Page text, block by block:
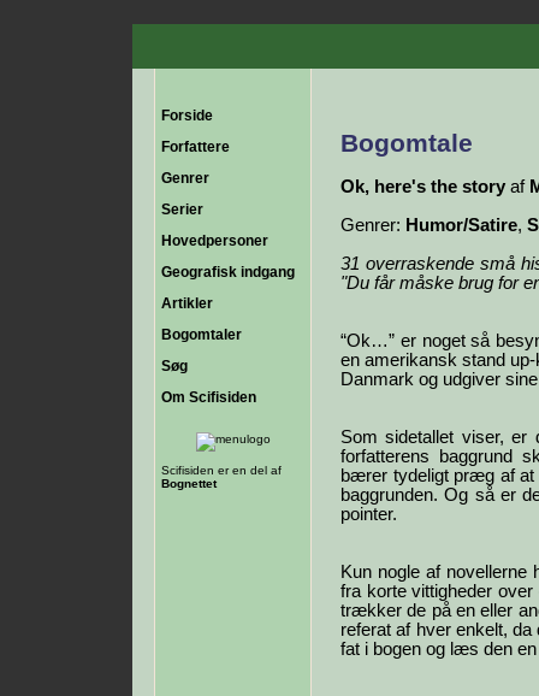
Forside
Forfattere
Genrer
Serier
Hovedpersoner
Geografisk indgang
Artikler
Bogomtaler
Søg
Om Scifisiden
Scifisiden er en del af
Bognettet
Bogomtale
Ok, here's the story af
Genrer: Humor/Satire,
31 overraskende små
"Du får måske brug for
“Ok…” er noget så
en amerikansk stand
Danmark og udgiver
Som sidetallet viser,
forfatterens baggrund
bærer tydeligt præg af
baggrunden. Og så er
pointer.
Kun nogle af novellerne
fra korte vittigheder
trækker de på en eller
referat af hver enkelt,
fat i bogen og læs den